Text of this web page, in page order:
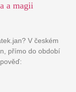
a magii
V českém
přímo do období